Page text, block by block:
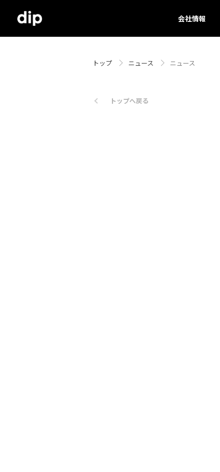
会社情報
トップ ニュース ニュース
トップへ戻る